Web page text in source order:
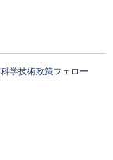
学技術政策フェロー